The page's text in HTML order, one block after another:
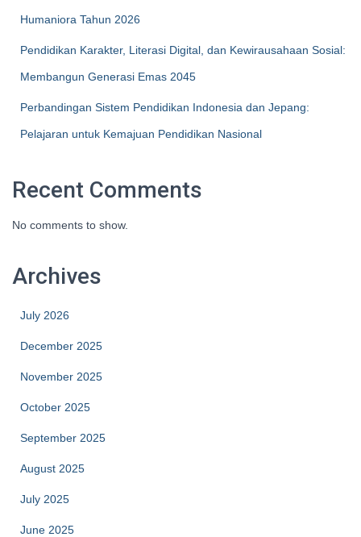
Humaniora Tahun 2026
Pendidikan Karakter, Literasi Digital, dan Kewirausahaan Sosial:
Membangun Generasi Emas 2045
Perbandingan Sistem Pendidikan Indonesia dan Jepang:
Pelajaran untuk Kemajuan Pendidikan Nasional
Recent Comments
No comments to show.
Archives
July 2026
December 2025
November 2025
October 2025
September 2025
August 2025
July 2025
June 2025